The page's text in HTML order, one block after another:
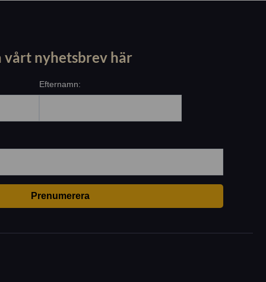
vårt nyhetsbrev här
Efternamn: